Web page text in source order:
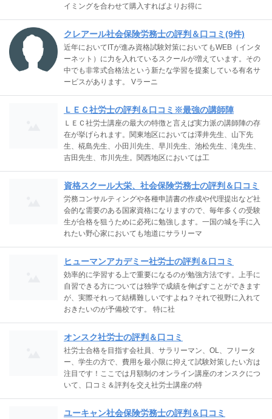
イミングを合わせて購入すればよりお得に
クレアール社会保険労務士の評判＆口コミ(9件)
近年においてITが進み資格試験対策においてもWEB（インタ
ーネット）に力を入れているスクールが増えています。その
中でも非常式合格法という新たな学習を提案している有名サ
ービスがあります。 Vラーニ
ＬＥＣ社労士の評判＆口コミ※最強の講師陣
ＬＥＣ社労士講座の最大の特徴と言えば実力派の講師陣の存
在が挙げられます。関東地区においては澤井先生、山下先
生、椛島先生、小田川先生、早川先生、池松先生、滝先生、
吉田先生、市川先生。関西地区においては工
資格スクール大栄、社会保険労務士の評判＆口コミ
労務コンサルティングや各種申請書の作成や代理提出など社
会的な需要のある国家資格になりますので、毎年多くの受験
生が合格を狙うために必死に勉強します。一国の城を手に入
れたい野心家においても地道にサラリーマ
ヒューマンアカデミー社労士の評判＆口コミ
効率的に学習する上で重要になるのが勉強方法です。上手に
自習できる方については独学で成績を伸ばすことができます
が、実際それって結構難しいですよね？それで視野に入れて
おきたいのが予備校です。 特に社
オンスク社労士の評判＆口コミ
社労士合格を目指す会社員、サラリーマン、OL、フリータ
ー、学生の方で、費用を最小限に抑えて試験対策したい方は
注目です！ここでは月額制のオンライン講座のオンスクにつ
いて、口コミ＆評判を交え社労士講座の特
ユーキャン社会保険労務士の評判＆口コミ